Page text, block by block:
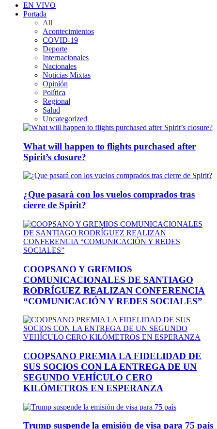
EN VIVO
Portada
All
Acontecimientos
COVID-19
Deporte
Internacionales
Nacionales
Noticias Mixtas
Opinión
Política
Regional
Salud
Uncategorized
What will happen to flights purchased after
Spirit’s closure?
¿Que pasará con los vuelos comprados tras
cierre de Spirit?
COOPSANO Y GREMIOS
COMUNICACIONALES DE SANTIAGO
RODRÍGUEZ REALIZAN CONFERENCIA
“COMUNICACIÓN Y REDES SOCIALES”
COOPSANO PREMIA LA FIDELIDAD DE
SUS SOCIOS CON LA ENTREGA DE UN
SEGUNDO VEHÍCULO CERO
KILÓMETROS EN ESPERANZA
Trump suspende la emisión de visa para 75 país